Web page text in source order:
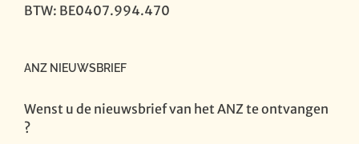
BTW: BE0407.994.470
ANZ NIEUWSBRIEF
Wenst u de nieuwsbrief van het ANZ te ontvangen
?